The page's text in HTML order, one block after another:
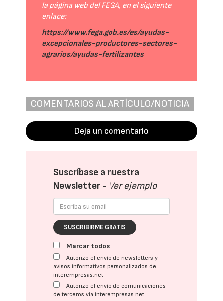
la página web del FEGA, en el siguiente
enlace:
https://www.fega.gob.es/es/ayudas-
excepcionales-productores-sectores-
agrarios/ayudas-fertilizantes
COMENTARIOS AL ARTÍCULO/NOTICIA
Deja un comentario
Suscríbase a nuestra
Newsletter - Ver ejemplo
SUSCRIBIRME GRATIS
Marcar todos
Autorizo el envío de newsletters y
avisos informativos personalizados de
interempresas.net
Autorizo el envío de comunicaciones
de terceros vía interempresas.net